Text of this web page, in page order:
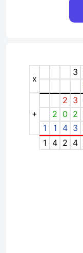
x
3
+
2 3
2 0 2
1
1 4 3
1
4 2 4